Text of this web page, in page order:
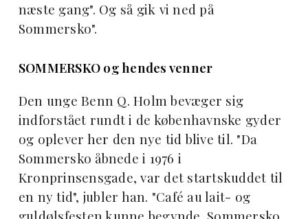
næste gang". Og så gik vi ned på
Sommersko".
SOMMERSKO og hendes venner
Den unge Benn Q. Holm bevæger sig
indforstået rundt i de københavnske gyder
og oplever her den nye tid blive til. "Da
Sommersko åbnede i 1976 i
Kronprinsensgade, var det startskuddet til
en ny tid", jubler han. "Café au lait- og